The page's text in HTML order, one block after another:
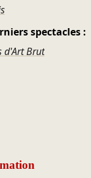
spectacles :
d'Art Brut